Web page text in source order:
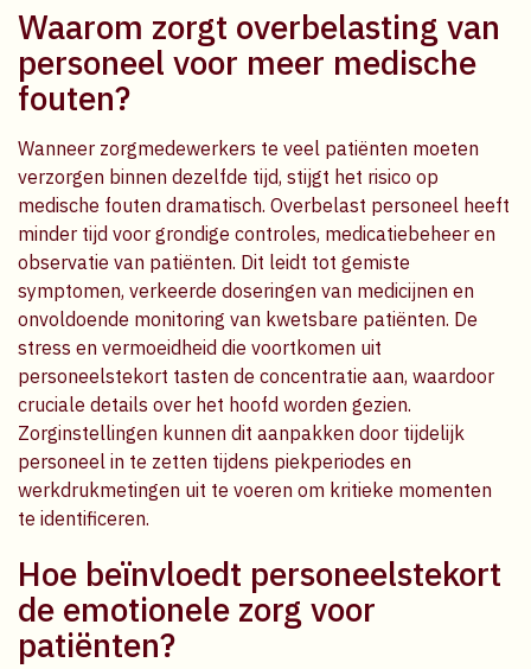
Waarom zorgt overbelasting van
personeel voor meer medische
fouten?
Wanneer zorgmedewerkers te veel patiënten moeten
verzorgen binnen dezelfde tijd, stijgt het risico op
medische fouten dramatisch. Overbelast personeel heeft
minder tijd voor grondige controles, medicatiebeheer en
observatie van patiënten. Dit leidt tot gemiste
symptomen, verkeerde doseringen van medicijnen en
onvoldoende monitoring van kwetsbare patiënten. De
stress en vermoeidheid die voortkomen uit
personeelstekort tasten de concentratie aan, waardoor
cruciale details over het hoofd worden gezien.
Zorginstellingen kunnen dit aanpakken door tijdelijk
personeel in te zetten tijdens piekperiodes en
werkdrukmetingen uit te voeren om kritieke momenten
te identificeren.
Hoe beïnvloedt personeelstekort
de emotionele zorg voor
patiënten?